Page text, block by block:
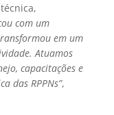
com um
em um
Atuamos
capacitações e
das RPPNs”,